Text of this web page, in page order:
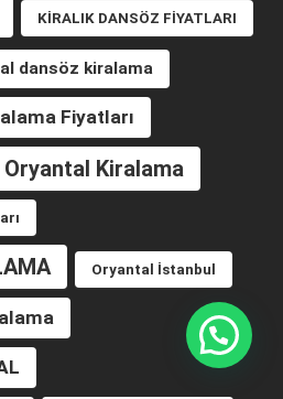
KİRALIK DANSÖZ FİYATLARI
dansöz kiralama
Fiyatları
Oryantal Kiralama
Oryantal İstanbul